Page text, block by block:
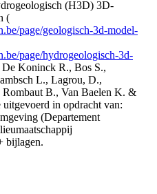
(H3D) 3D-
(
page/geologisch-3d-model-
page/hydrogeologisch-3d-
De Koninck R., Bos S.,
L., Lagrou, D.,
B., Van Baelen K. &
in opdracht van:
(Departement
bijlagen.